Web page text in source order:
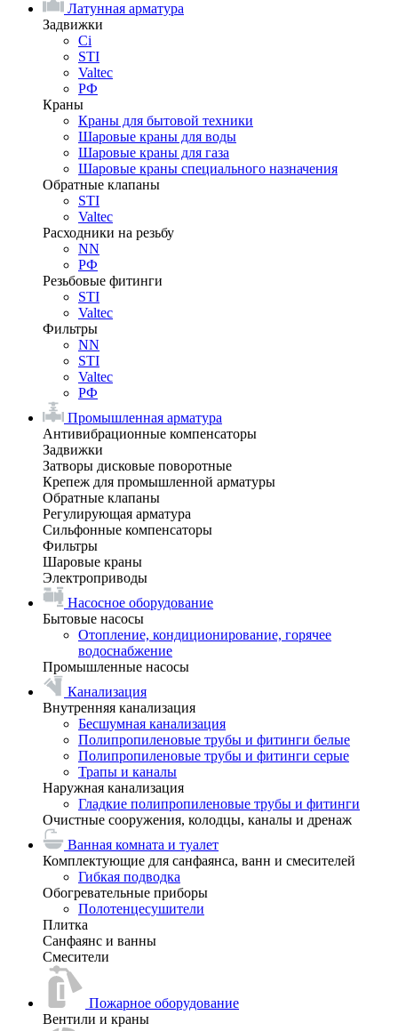
Латунная арматура
Задвижки
Ci
STI
Valtec
РФ
Краны
Краны для бытовой техники
Шаровые краны для воды
Шаровые краны для газа
Шаровые краны специального назначения
Обратные клапаны
STI
Valtec
Расходники на резьбу
NN
РФ
Резьбовые фитинги
STI
Valtec
Фильтры
NN
STI
Valtec
РФ
Промышленная арматура
Антивибрационные компенсаторы
Задвижки
Затворы дисковые поворотные
Крепеж для промышленной арматуры
Обратные клапаны
Регулирующая арматура
Сильфонные компенсаторы
Фильтры
Шаровые краны
Электроприводы
Насосное оборудование
Бытовые насосы
Отопление, кондиционирование, горячее
водоснабжение
Промышленные насосы
Канализация
Внутренняя канализация
Бесшумная канализация
Полипропиленовые трубы и фитинги белые
Полипропиленовые трубы и фитинги серые
Трапы и каналы
Наружная канализация
Гладкие полипропиленовые трубы и фитинги
Очистные сооружения, колодцы, каналы и дренаж
Ванная комната и туалет
Комплектующие для санфаянса, ванн и смесителей
Гибкая подводка
Обогревательные приборы
Полотенцесушители
Плитка
Санфаянс и ванны
Смесители
Пожарное оборудование
Вентили и краны